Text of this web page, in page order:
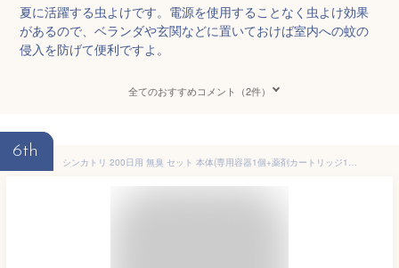
夏に活躍する虫よけです。電源を使用することなく虫よけ効果
があるので、ベランダや玄関などに置いておけば室内への蚊の
侵入を防げて便利ですよ。
全てのおすすめコメント（2件）
6th
シンカトリ 200日用 無臭 セット 本体(専用容器1個+薬剤カートリッジ1個) 大日本除虫菊株式会社